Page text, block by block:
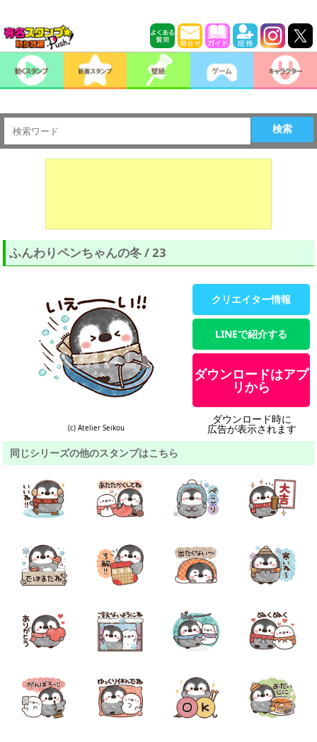
検索
ふんわりペンちゃんの冬 / 23
(c) Atelier Seikou
クリエイター情報
LINEで紹介する
ダウンロードはアプ
リから
ダウンロード時に
広告が表示されます
同じシリーズの他のスタンプはこちら